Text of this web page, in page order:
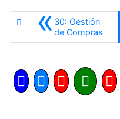
«30: Gestión
de Compras